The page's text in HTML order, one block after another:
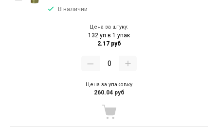
В наличии
Цена за штуку:
132 уп в 1 упак
2.17 руб
Цена за упаковку
260.04 руб